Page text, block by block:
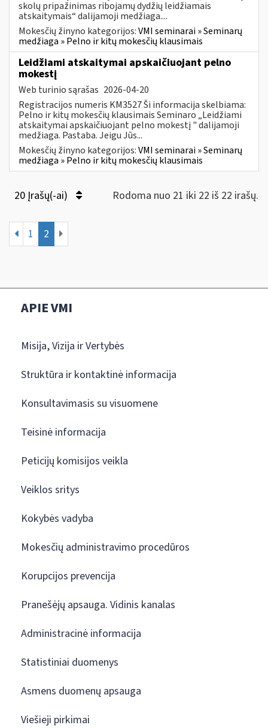
skolų pripažinimas ribojamų dydžių leidžiamais
atskaitymais“ dalijamoji medžiaga....
Mokesčių žinyno kategorijos:VMI seminarai » Seminarų
medžiaga » Pelno ir kitų mokesčių klausimais
Leidžiami atskaitymai apskaičiuojant pelno
mokestį
Web turinio sąrašas 2026-04-20
Registracijos numeris KM3527 Ši informacija skelbiama:
Pelno ir kitų mokesčių klausimais Seminaro „Leidžiami
atskaitymai apskaičiuojant pelno mokestį " dalijamoji
medžiaga. Pastaba. Jeigu Jūs...
Mokesčių žinyno kategorijos:VMI seminarai » Seminarų
medžiaga » Pelno ir kitų mokesčių klausimais
20 Įrašų(-ai) Rodoma nuo 21 iki 22 iš 22 irašų.
1 2
APIE VMI
Misija, Vizija ir Vertybės
Struktūra ir kontaktinė informacija
Konsultavimasis su visuomene
Teisinė informacija
Peticijų komisijos veikla
Veiklos sritys
Kokybės vadyba
Mokesčių administravimo procedūros
Korupcijos prevencija
Pranešėjų apsauga. Vidinis kanalas
Administracinė informacija
Statistiniai duomenys
Asmens duomenų apsauga
Viešieji pirkimai